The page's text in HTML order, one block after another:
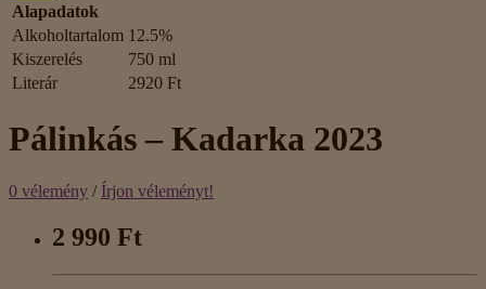
Alapadatok
Alkoholtartalom 12.5%
Kiszerelés
750 ml
Literár
2920 Ft
Pálinkás – Kadarka 2023
0 vélemény / Írjon véleményt!
2 990 Ft